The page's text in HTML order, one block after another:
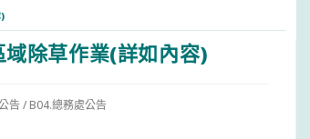
除草作業(詳如內容)
告/ B04.總務處公告